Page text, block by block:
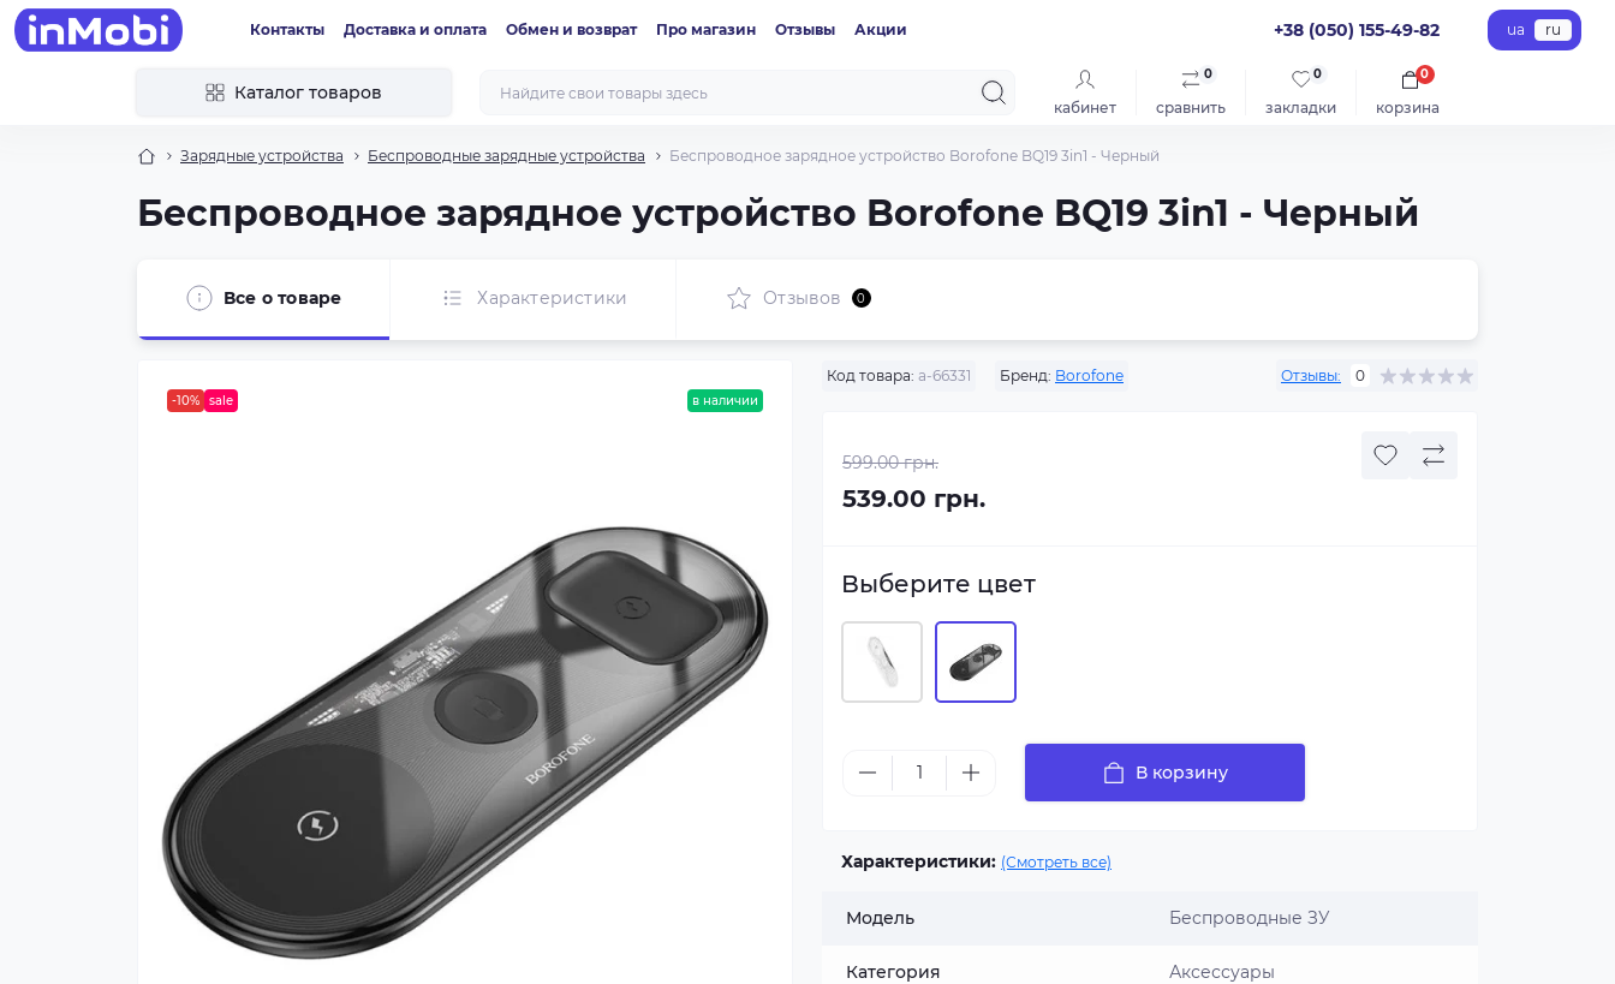
Контакты Доставка и оплата Обмен и возврат Про магазин Отзывы Акции +38 (050) 155-49-82 ua ru
Каталог товаров
кабинет сравнить
0
закладки
0
корзина
0
Зарядные устройства Беспроводные зарядные устройства Беспроводное зарядное устройство Borofone BQ19 3in1 - Черный
Беспроводное зарядное устройство Borofone BQ19 3in1 - Черный
Все о товаре Характеристики Отзывов 0
-10% sale в наличии
Код товара: a-66331 Бренд: Borofone Отзывы: 0
599.00 грн.
539.00 грн.
Выберите цвет
В корзину
Характеристики: (Смотреть все)
Модель Беспроводные ЗУ
Категория Аксессуары